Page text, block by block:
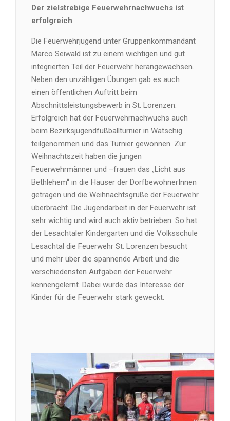
Der zielstrebige Feuerwehrnachwuchs ist
erfolgreich
Die Feuerwehrjugend unter Gruppenkommandant
Marco Seiwald ist zu einem wichtigen und gut
integrierten Teil der Feuerwehr herangewachsen.
Neben den unzähligen Übungen gab es auch
einen öffentlichen Auftritt beim
Abschnittsleistungsbewerb in St. Lorenzen.
Erfolgreich hat der Feuerwehrnachwuchs auch
beim Bezirksjugendfußballturnier in Watschig
teilgenommen und das Turnier gewonnen. Zur
Weihnachtszeit haben die jungen
Feuerwehrmänner und –frauen das „Licht aus
Bethlehem“ in die Häuser der DorfbewohnerInnen
getragen und die Weihnachtsgrüße der Feuerwehr
überbracht. Die Jugendarbeit in der Feuerwehr ist
sehr wichtig und wird auch aktiv betrieben. So hat
der Lesachtaler Kindergarten und die Volksschule
Lesachtal die Feuerwehr St. Lorenzen besucht
und mehr über die spannende Arbeit und die
verschiedensten Aufgaben der Feuerwehr
kennengelernt. Dabei wurde das Interesse der
Kinder für die Feuerwehr stark geweckt.